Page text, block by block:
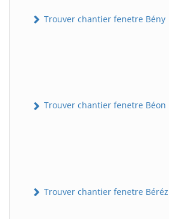
Trouver chantier fenetre Bény
Trouver chantier fenetre Béon
Trouver chantier fenetre